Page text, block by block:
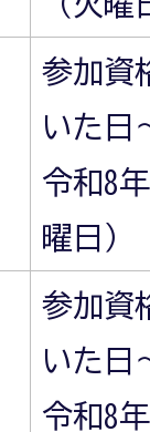
参加資
いた日
令和8
曜日）
参加資
いた日
令和8